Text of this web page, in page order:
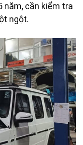
năm, cần kiểm tra
ngột.